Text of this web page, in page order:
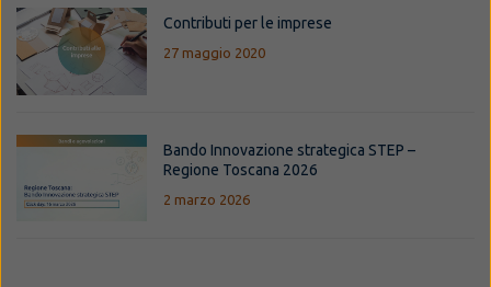
Contributi per le imprese
27 maggio 2020
Bando Innovazione strategica STEP –
Regione Toscana 2026
2 marzo 2026